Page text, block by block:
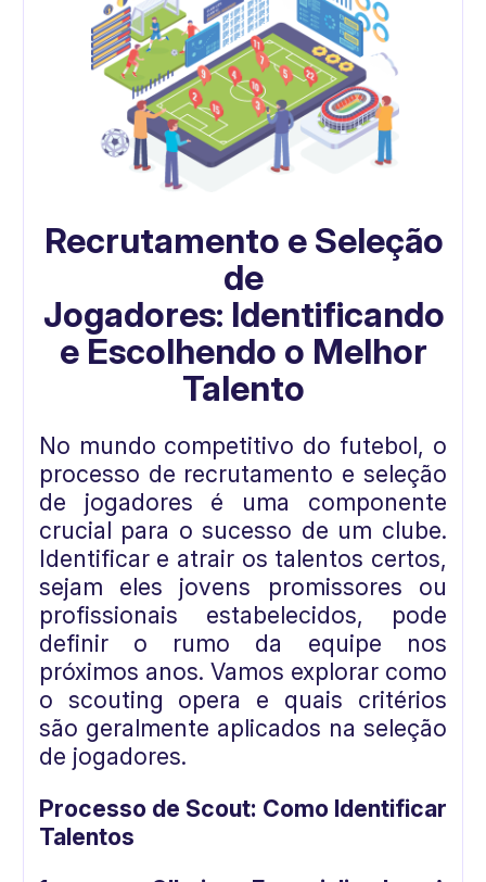
Recrutamento e Seleção
de
Jogadores: Identificando
e Escolhendo o Melhor
Talento
No mundo competitivo do futebol, o
processo de recrutamento e seleção
de jogadores é uma componente
crucial para o sucesso de um clube.
Identificar e atrair os talentos certos,
sejam eles jovens promissores ou
profissionais estabelecidos, pode
definir o rumo da equipe nos
próximos anos. Vamos explorar como
o scouting opera e quais critérios
são geralmente aplicados na seleção
de jogadores.
Processo de Scout: Como Identificar
Talentos